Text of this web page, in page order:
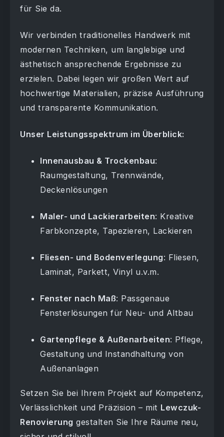
für Sie da.
Wir verbinden traditionelles Handwerk mit
modernen Techniken, um langlebige und
ästhetisch ansprechende Ergebnisse zu
erzielen. Dabei legen wir großen Wert auf
hochwertige Materialien, präzise Ausführung
und transparente Kommunikation.
Unser Leistungsspektrum im Überblick:
Innenausbau & Trockenbau:
Raumgestaltung, Trennwände,
Deckenlösungen
Maler- und Lackierarbeiten: Kreative
Farbkonzepte, Tapezieren, Lackieren
Fliesen- und Bodenverlegung: Fliesen,
Laminat, Parkett, Vinyl u.v.m.
Fenster nach Maß: Passgenaue
Fensterlösungen für Neu- und Altbau
Gartenpflege & Außenarbeiten: Pflege,
Gestaltung und Instandhaltung von
Außenanlagen
Setzen Sie bei Ihrem Projekt auf Kompetenz,
Verlässlichkeit und Präzision – mit Lewczuk-
Renovierung gestalten Sie Ihre Räume neu,